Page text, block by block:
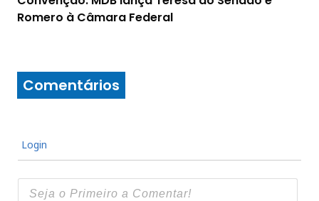
Romero à Câmara Federal
Comentários
Login